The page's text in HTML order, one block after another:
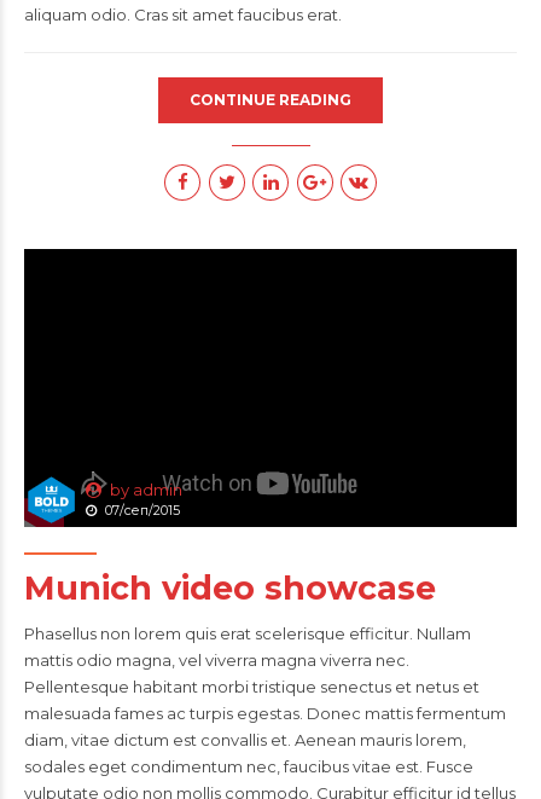
aliquam odio. Cras sit amet faucibus erat.
CONTINUE READING
by admin
07/сеп/2015
Munich video showcase
Phasellus non lorem quis erat scelerisque efficitur. Nullam
mattis odio magna, vel viverra magna viverra nec.
Pellentesque habitant morbi tristique senectus et netus et
malesuada fames ac turpis egestas. Donec mattis fermentum
diam, vitae dictum est convallis et. Aenean mauris lorem,
sodales eget condimentum nec, faucibus vitae est. Fusce
vulputate odio non mollis commodo. Curabitur efficitur id tellus